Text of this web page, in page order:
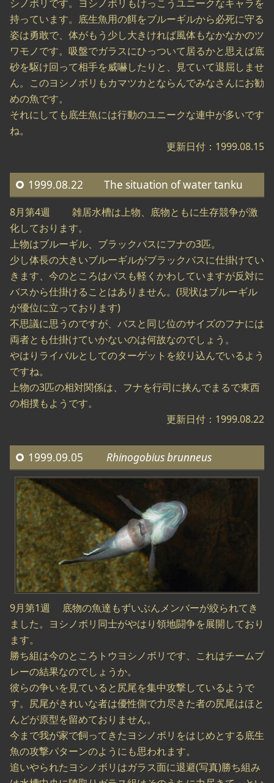
シノボリです。ヨシノボリもけっこうユニークなキャラを
持っています。底生魚用の餌をブルーギルから必死に守る
姿は勇敢で、体がもう少し大きければ風体もなかなかのツ
ワモノです。吸盤でガラスにひっついて居るかと思えば底
砂を駆け回って相手を威嚇したりと、見ていて退屈しませ
ん。このヨシノボリもカマツカとならんでみなさんにお勧
めの魚です。
それにしても底生魚には行動のユニークな連中が多いです
ね。
更新日付：1999.08.15
1999.08.22 The situation of water tanku
8月第4週 雑居水槽は上物、底物ともに生存競争が激
化しております。
上物はブルーギル、ブラックバスにフナの3匹。
少し体長の大きいブルーギルがブラックバスに仕掛けてい
きます、今のところはバスも軽くかわしていますが反対に
バスから仕掛けることはありません。(現状はブルーギル
が優位に立っております)
不思議に思うのですが、バスと同じ位のサイズのフナには
両者とも仕掛けていかないのは何故なのでしょう。
やはりライバルとしてのターゲットを絞り込んでいるよう
ですね。
上物の3匹の相対関係は、フナを行司に挟んでまるで東西
の相撲もようです。
更新日付：1999.08.22
1999.09.05 Rhinogobius brunneus
9月第1週 底物の魚達もずいぶんメンバーが絞られてき
ました。ヨシノボリ同士がやはり領地闘争を展開しており
ます。
勝ち組は今のところトウヨシノボリです、これはチームプ
レーの結果なのでしょうか。
彼らの争いを見ていると尻尾を集中攻撃しているようで
す。尻尾がきれいな者は優性側で力尽きた者の尻尾はほと
んどが原型を留めておりません。
今まで我が家で飼ってきたヨシノボリをはじめとする底生
魚の攻撃パターンのようにも思われます。
追いやられたヨシノボリはガラス面に退避(写真)勝ち組み